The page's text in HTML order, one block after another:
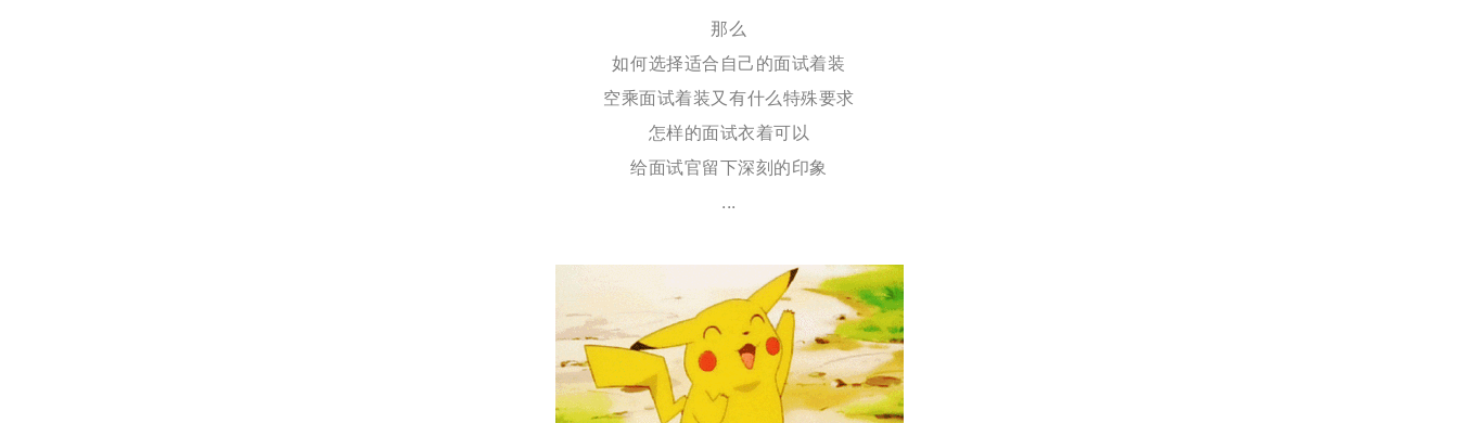
那么
如何选择适合自己的面试着装
空乘面试着装又有什么特殊要求
怎样的面试衣着可以
给面试官留下深刻的印象
...